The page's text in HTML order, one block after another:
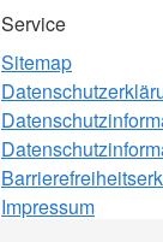
Service
Sitemap
Impressum
Beauftragter für